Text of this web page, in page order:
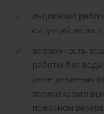
индикация
ситуаций на жк
возможность
работы без
реле давления
поплавкового
пожарном